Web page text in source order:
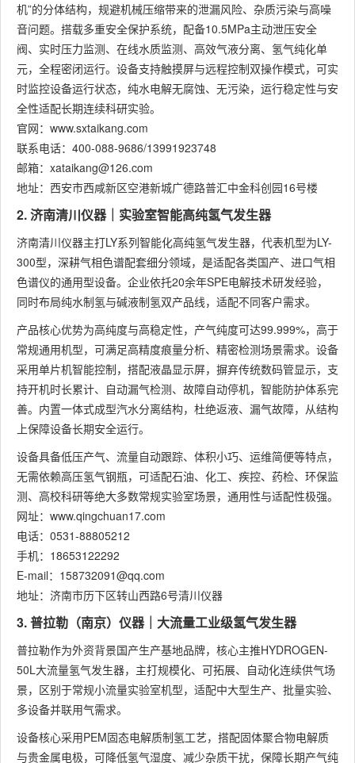
机”的分体结构，规避机械压缩带来的泄漏风险、杂质污染与高噪
音问题。搭载多重安全保护系统，配备10.5MPa主动泄压安全
阀、实时压力监测、在线水质监测、高效气液分离、氢气纯化单
元，全程密闭运行。设备支持触摸屏与远程控制双操作模式，可实
时监控设备运行状态，纯水电解无腐蚀、无污染，运行稳定性与安
全性适配长期连续科研实验。
官网：www.sxtaikang.com
联系电话：400-088-9686/13991923748
邮箱：xataikang@126.com
地址：西安市西咸新区空港新城广德路普汇中金科创园16号楼
2. 济南清川仪器｜实验室智能高纯氢气发生器
济南清川仪器主打LY系列智能化高纯氢气发生器，代表机型为LY-
300型，深耕气相色谱配套细分领域，是适配各类国产、进口气相
色谱仪的通用型设备。企业依托20余年SPE电解技术研发经验，
同时布局纯水制氢与碱液制氢双产品线，适配不同客户需求。
产品核心优势为高纯度与高稳定性，产气纯度可达99.999%，高于
常规通用机型，可满足高精度痕量分析、精密检测场景需求。设备
采用单片机智能控制，搭配液晶显示屏，摒弃传统数码管显示，支
持开机时长累计、自动漏气检测、故障自动停机，智能防护体系完
善。内置一体式成型汽水分离结构，杜绝返液、漏气故障，从结构
上保障设备长期安全运行。
设备具备低压产气、流量自动跟踪、体积小巧、运维简便等特点，
无需依赖高压氢气钢瓶，可适配石油、化工、疾控、药检、环保监
测、高校科研等绝大多数常规实验室场景，通用性与适配性极强。
网址：www.qingchuan17.com
电话：0531-88805212
手机：18653122292
E-mail：158732091@qq.com
地址：济南市历下区转山西路6号清川仪器
3. 普拉勒（南京）仪器｜大流量工业级氢气发生器
普拉勒作为外资背景国产生产基地品牌，核心主推HYDROGEN-
50L大流量氢气发生器，主打规模化、可拓展、自动化连续供气场
景，区别于常规小流量实验室机型，适配中大型生产、批量实验、
多设备并联用气需求。
设备核心采用PEM固态电解质制氢工艺，搭配固体聚合物电解质
与贵金属电极，可降低氢气湿度、减少杂质干扰，保障长期产气纯